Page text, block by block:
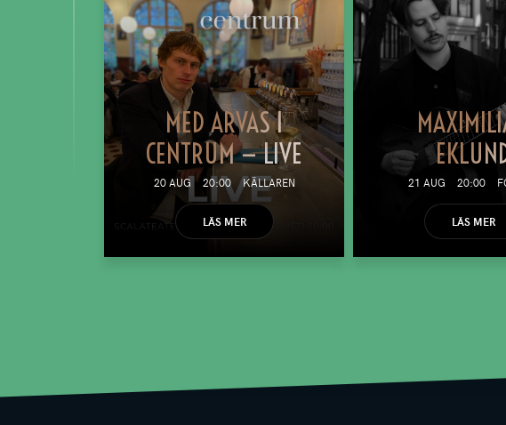
MED ARVAS I
CENTRUM — LIVE
20 AUG 20:00 KÄLLAREN
LÄS MER
21 AUG 20:00
LÄS MER